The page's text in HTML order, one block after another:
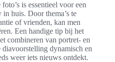
is essentieel voor een
huis. Door thema’s te
of vrienden, kan men
Een handige tip bij het
combineren van portret- en
dynamisch en
weer iets nieuws ontdekt.